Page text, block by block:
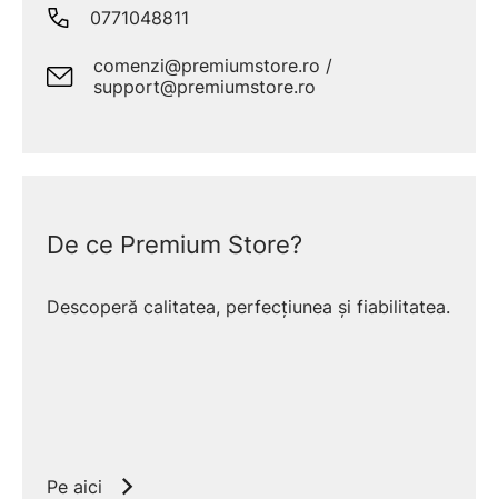
0771048811
comenzi@premiumstore.ro /
support@premiumstore.ro
De ce Premium Store?
Descoperă calitatea, perfecțiunea și fiabilitatea.
Pe aici